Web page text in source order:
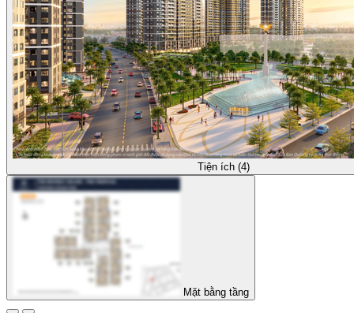
Tiện ích (4)
Mặt bằng tầng